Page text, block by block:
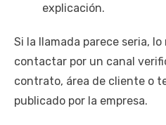
explicación.
Si la llamada parece seria,
contactar por un canal
contrato, área de cliente o
publicado por la empresa.